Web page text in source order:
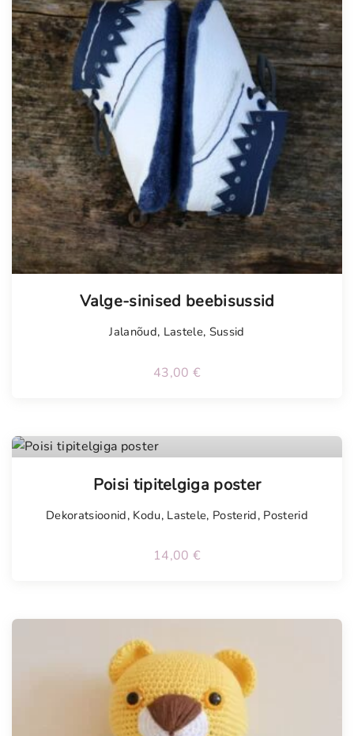
Valge-sinised beebisussid
Jalanõud, Lastele, Sussid
43,00 €
Poisi tipitelgiga poster
Dekoratsioonid, Kodu, Lastele, Posterid, Posterid
14,00 €